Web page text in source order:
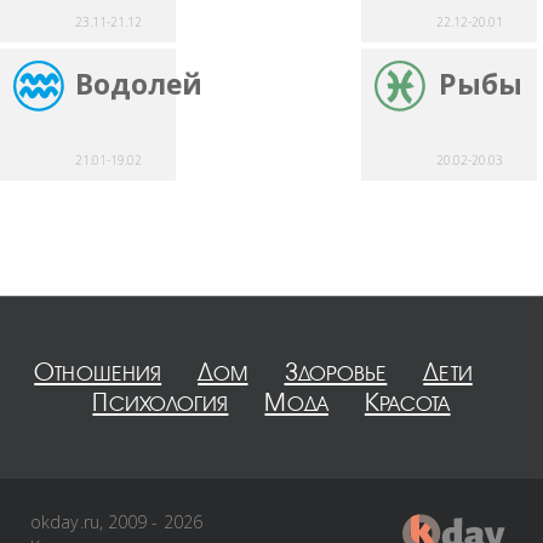
23.11-21.12 22.12-20.01
Водолей
21.01-19.02
Рыбы
20.02-20.03
Отношения Дом Здоровье
Дети
Психология
Мода Красота
okday.ru, 2009 - 2026